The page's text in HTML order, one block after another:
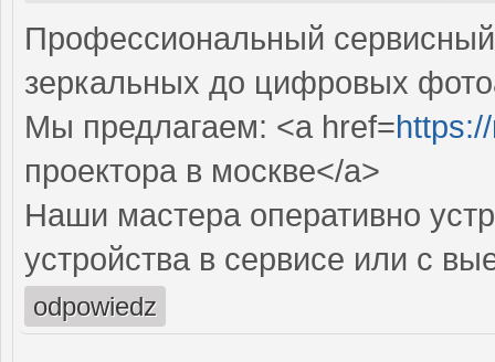
Профессиональный
зеркальных до цифровых
Мы предлагаем: <a href=
проектора в москве</a>
Наши мастера оперативно
устройства в сервисе или с
odpowiedz